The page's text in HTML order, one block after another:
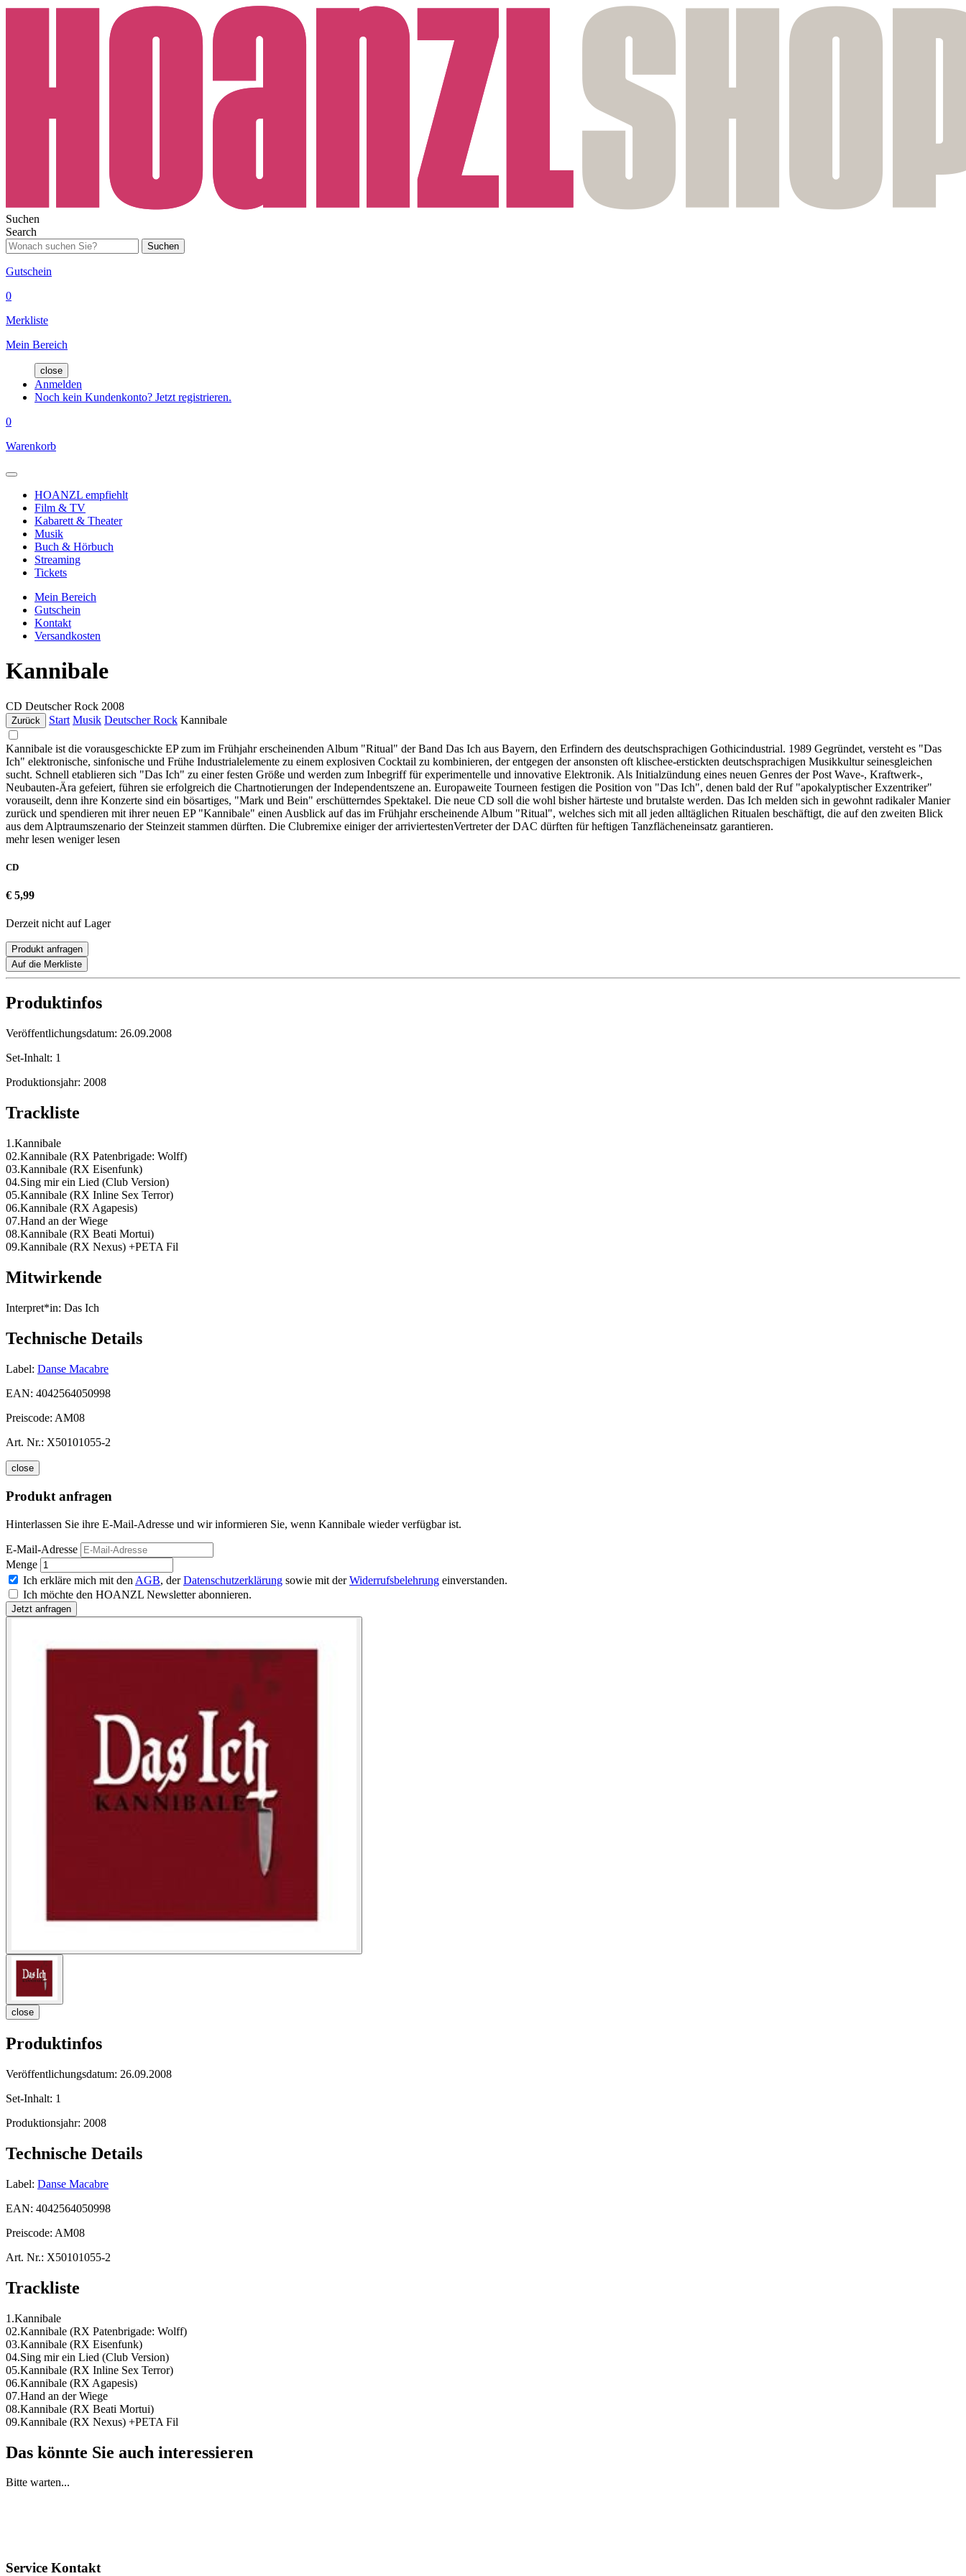
Suchen
Search
Suchen
Gutschein
0
Merkliste
Mein Bereich
close
Anmelden
Noch kein Kundenkonto? Jetzt registrieren.
0
Warenkorb
HOANZL empfiehlt
Film & TV
Kabarett & Theater
Musik
Buch & Hörbuch
Streaming
Tickets
Mein Bereich
Gutschein
Kontakt
Versandkosten
Kannibale
CD Deutscher Rock 2008
Zurück Start Musik Deutscher Rock Kannibale
Kannibale ist die vorausgeschickte EP zum im Frühjahr erscheinenden Album "Ritual" der Band Das Ich aus Bayern, den Erfindern des deutschsprachigen Gothicindustrial. 1989 Gegründet, versteht es "Das
Ich" elektronische, sinfonische und Frühe Industrialelemente zu einem explosiven Cocktail zu kombinieren, der entgegen der ansonsten oft klischee-erstickten deutschsprachigen Musikkultur seinesgleichen
sucht. Schnell etablieren sich "Das Ich" zu einer festen Größe und werden zum Inbegriff für experimentelle und innovative Elektronik. Als Initialzündung eines neuen Genres der Post Wave-, Kraftwerk-,
Neubauten-Ära gefeiert, führen sie erfolgreich die Chartnotierungen der Independentszene an. Europaweite Tourneen festigen die Position von "Das Ich", denen bald der Ruf "apokalyptischer Exzentriker"
vorauseilt, denn ihre Konzerte sind ein bösartiges, "Mark und Bein" erschütterndes Spektakel. Die neue CD soll die wohl bisher härteste und brutalste werden. Das Ich melden sich in gewohnt radikaler Manier
zurück und spendieren mit ihrer neuen EP "Kannibale" einen Ausblick auf das im Frühjahr erscheinende Album "Ritual", welches sich mit all jeden alltäglichen Ritualen beschäftigt, die auf den zweiten Blick
aus dem Alptraumszenario der Steinzeit stammen dürften. Die Clubremixe einiger der arriviertestenVertreter der DAC dürften für heftigen Tanzflächeneinsatz garantieren.
mehr lesen weniger lesen
CD
€ 5,99
Derzeit nicht auf Lager
Produkt anfragen
Auf die Merkliste
Produktinfos
Veröffentlichungsdatum: 26.09.2008
Set-Inhalt: 1
Produktionsjahr: 2008
Trackliste
1.Kannibale
02.Kannibale (RX Patenbrigade: Wolff)
03.Kannibale (RX Eisenfunk)
04.Sing mir ein Lied (Club Version)
05.Kannibale (RX Inline Sex Terror)
06.Kannibale (RX Agapesis)
07.Hand an der Wiege
08.Kannibale (RX Beati Mortui)
09.Kannibale (RX Nexus) +PETA Fil
Mitwirkende
Interpret*in: Das Ich
Technische Details
Label: Danse Macabre
EAN: 4042564050998
Preiscode: AM08
Art. Nr.: X50101055-2
close
Produkt anfragen
Hinterlassen Sie ihre E-Mail-Adresse und wir informieren Sie, wenn Kannibale wieder verfügbar ist.
E-Mail-Adresse
Menge
Ich erkläre mich mit den AGB, derDatenschutzerklärung sowie mit derWiderrufsbelehrung einverstanden.
Ich möchte den HOANZL Newsletter abonnieren.
close
Produktinfos
Veröffentlichungsdatum: 26.09.2008
Set-Inhalt: 1
Produktionsjahr: 2008
Technische Details
Label: Danse Macabre
EAN: 4042564050998
Preiscode: AM08
Art. Nr.: X50101055-2
Trackliste
1.Kannibale
02.Kannibale (RX Patenbrigade: Wolff)
03.Kannibale (RX Eisenfunk)
04.Sing mir ein Lied (Club Version)
05.Kannibale (RX Inline Sex Terror)
06.Kannibale (RX Agapesis)
07.Hand an der Wiege
08.Kannibale (RX Beati Mortui)
09.Kannibale (RX Nexus) +PETA Fil
Das könnte Sie auch interessieren
Bitte warten...
Service Kontakt